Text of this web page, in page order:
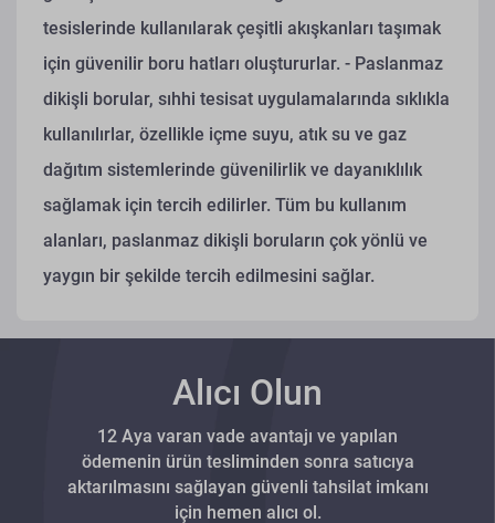
tesislerinde kullanılarak çeşitli akışkanları taşımak
için güvenilir boru hatları oluştururlar. - Paslanmaz
dikişli borular, sıhhi tesisat uygulamalarında sıklıkla
kullanılırlar, özellikle içme suyu, atık su ve gaz
dağıtım sistemlerinde güvenilirlik ve dayanıklılık
sağlamak için tercih edilirler. Tüm bu kullanım
alanları, paslanmaz dikişli boruların çok yönlü ve
yaygın bir şekilde tercih edilmesini sağlar.
Alıcı Olun
12 Aya varan vade avantajı ve yapılan
ödemenin ürün tesliminden sonra satıcıya
aktarılmasını sağlayan güvenli tahsilat imkanı
için hemen alıcı ol.